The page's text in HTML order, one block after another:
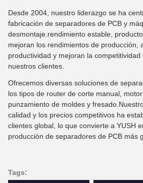
Desde 2004, nuestro liderazgo se ha
fabricación de separadores de PCB y
desmontaje.rendimiento estable,
mejoran los rendimientos de producción,
productividad y mejoran la
nuestros clientes.
Ofrecemos diversas soluciones de
los tipos de router de corte manual,
punzamiento de moldes y
calidad y los precios competitivos ha
clientes global, lo que convierte a YUSH
producción de separadores de PCB más
Tags: